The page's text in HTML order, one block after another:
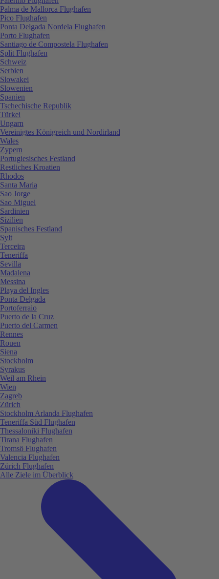
Palma de Mallorca Flughafen
Pico Flughafen
Ponta Delgada Nordela Flughafen
Porto Flughafen
Santiago de Compostela Flughafen
Split Flughafen
Schweiz
Serbien
Slowakei
Slowenien
Spanien
Tschechische Republik
Türkei
Ungarn
Vereinigtes Königreich und Nordirland
Wales
Zypern
Portugiesisches Festland
Restliches Kroatien
Rhodos
Santa Maria
Sao Jorge
Sao Miguel
Sardinien
Sizilien
Spanisches Festland
Sylt
Terceira
Teneriffa
Sevilla
Madalena
Messina
Playa del Ingles
Ponta Delgada
Portoferraio
Puerto de la Cruz
Puerto del Carmen
Rennes
Rouen
Siena
Stockholm
Syrakus
Weil am Rhein
Wien
Zagreb
Zürich
Stockholm Arlanda Flughafen
Teneriffa Süd Flughafen
Thessaloniki Flughafen
Tirana Flughafen
Tromsö Flughafen
Valencia Flughafen
Zürich Flughafen
Alle Ziele im Überblick